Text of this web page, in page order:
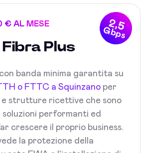
2,5
Gbps
€ AL MESE
Plus
banda minima garantita su
o FTTC a Squinzano per
e strutture ricettive che sono
performanti ed
crescere il proprio business.
la protezione della